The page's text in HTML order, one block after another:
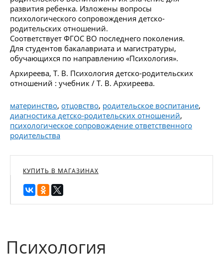
развития ребенка. Изложены вопросы
психологического сопровождения детско-
родительских отношений.
Соответствует ФГОС ВО последнего поколения.
Для студентов бакалавриата и магистратуры,
обучающихся по направлению «Психология».
Архиреева, Т. В. Психология детско-родительских
отношений : учебник / Т. В. Архиреева.
материнство, отцовство, родительское воспитание,
диагностика детско-родительских отношений,
психологическое сопровождение ответственного
родительства
КУПИТЬ В МАГАЗИНАХ
Психология